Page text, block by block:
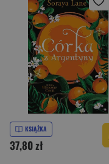
KSIĄŻKA
37,80 zł